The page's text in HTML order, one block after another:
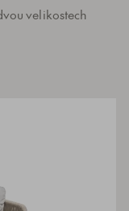
velikostech